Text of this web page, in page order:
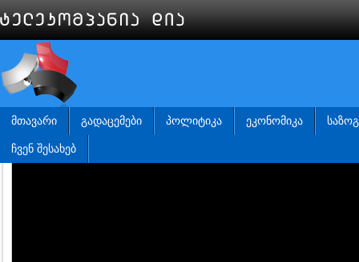
ᲛᲗᲐᲕᲐᲠᲘ ᲒᲐᲓᲐᲪᲔᲛᲔᲑᲘ ᲞᲝᲚᲘᲢᲘᲙᲐ ᲔᲙᲝᲜᲝᲛᲘᲙᲐ
ᲩᲕᲔᲜ ᲨᲔᲡᲐᲮᲔᲑ